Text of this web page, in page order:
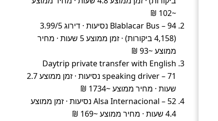
~102 ₪
Blablacar Bus – 94 נסיעות · דירוג 3.99/5
(4,158 ביקורות) · זמן ממוצע 5 שעות · מחיר
ממוצע ~93 ₪
Daytrip private transfer with English
speaking driver – 71 נסיעות · זמן ממוצע 2.7
שעות · מחיר ממוצע ~1734 ₪
Alsa Internacional – 52 נסיעות · זמן ממוצע
4.4 שעות · מחיר ממוצע ~169 ₪